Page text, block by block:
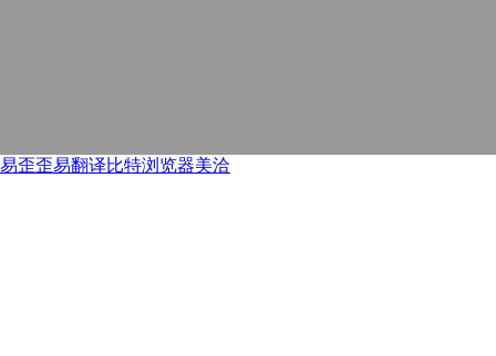
易歪歪易翻译比特浏览器美洽